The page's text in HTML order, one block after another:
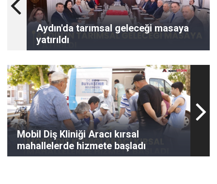
Aydın'da tarımsal geleceği masaya
yatırıldı
Mobil Diş Kliniği Aracı kırsal
mahallelerde hizmete başladı